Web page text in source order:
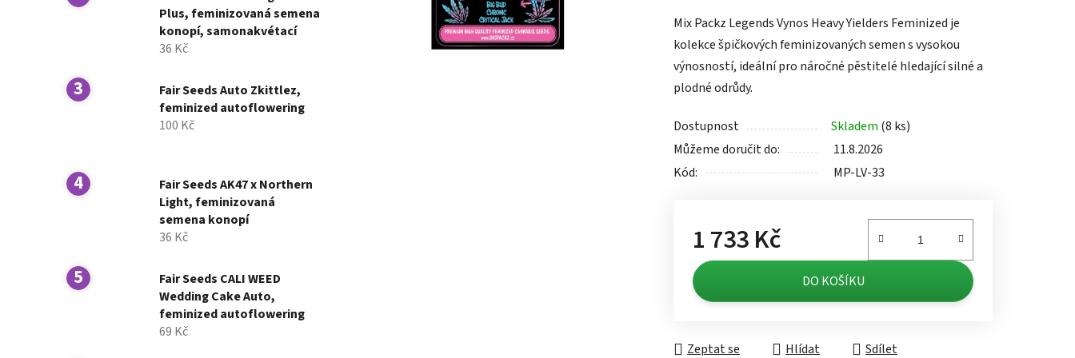
n
e
Plus, feminizovaná semena
konopí, samonakvétací
36 Kč
Fair Seeds Auto Zkittlez,
feminized autoflowering
100 Kč
Fair Seeds AK47 x Northern
Light, feminizovaná
semena konopí
36 Kč
Fair Seeds CALI WEED
Wedding Cake Auto,
feminized autoflowering
69 Kč
je
0,0
z
5
Mix Packz Legends Vynos Heavy Yielders Feminized je
kolekce špičkových feminizovaných semen s vysokou
výnosností, ideální pro náročné pěstitelé hledající silné a
plodné odrůdy.
Dostupnost Skladem (8 ks)
Můžeme doručit do:
11.8.2026
Kód:
MP-LV-33
1 733 Kč
Měrná cena:
DO KOŠÍKU
Zeptat se Hlídat Sdílet